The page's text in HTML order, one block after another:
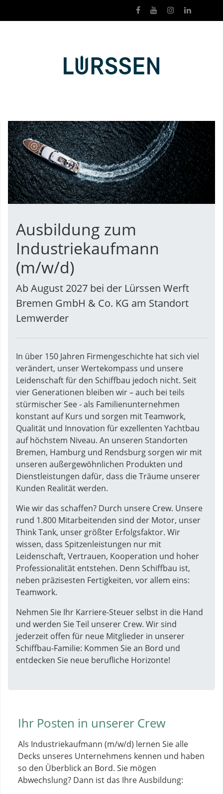
Ausbildung zum
Industriekaufmann
(m/w/d)
Ab August 2027 bei der Lürssen Werft
Bremen GmbH & Co. KG am Standort
Lemwerder
In über 150 Jahren Firmengeschichte hat sich viel
verändert, unser Wertekompass und unsere
Leidenschaft für den Schiffbau jedoch nicht. Seit
vier Generationen bleiben wir – auch bei teils
stürmischer See - als Familienunternehmen
konstant auf Kurs und sorgen mit Teamwork,
Qualität und Innovation für exzellenten Yachtbau
auf höchstem Niveau. An unseren Standorten
Bremen, Hamburg und Rendsburg sorgen wir mit
unseren außergewöhnlichen Produkten und
Dienstleistungen dafür, dass die Träume unserer
Kunden Realität werden.
Wie wir das schaffen? Durch unsere Crew. Unsere
rund 1.800 Mitarbeitenden sind der Motor, unser
Think Tank, unser größter Erfolgsfaktor. Wir
wissen, dass Spitzenleistungen nur mit
Leidenschaft, Vertrauen, Kooperation und hoher
Professionalität entstehen. Denn Schiffbau ist,
neben präzisesten Fertigkeiten, vor allem eins:
Teamwork.
Nehmen Sie Ihr Karriere-Steuer selbst in die Hand
und werden Sie Teil unserer Crew. Wir sind
jederzeit offen für neue Mitglieder in unserer
Schiffbau-Familie: Kommen Sie an Bord und
entdecken Sie neue berufliche Horizonte!
Ihr Posten in unserer Crew
Als Industriekaufmann (m/w/d) lernen Sie alle
Decks unseres Unternehmens kennen und haben
so den Überblick an Bord. Sie mögen
Abwechslung? Dann ist das Ihre Ausbildung: